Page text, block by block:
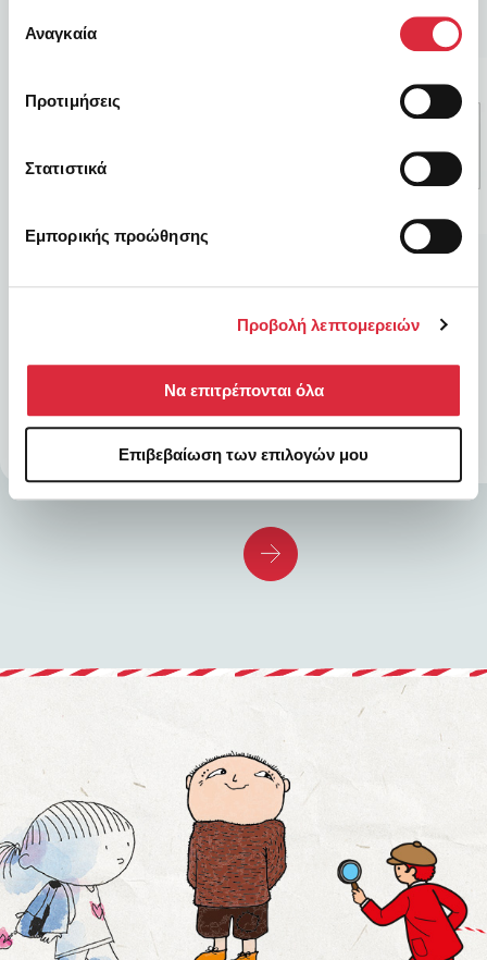
των υπηρεσιών τους.
συγκατάθεσης
Αναγκαία
Προτιμήσεις
Στατιστικά
Εμπορικής προώθησης
Προβολή λεπτομερειών
Να επιτρέπονται όλα
Επιβεβαίωση των επιλογών μου
0,00€
Προϊόν
0,00€